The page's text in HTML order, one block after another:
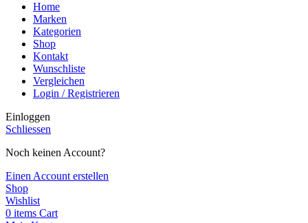
Home
Marken
Kategorien
Shop
Kontakt
Wunschliste
Vergleichen
Login / Registrieren
Einloggen
Schliessen
Noch keinen Account?
Einen Account erstellen
Shop
Wishlist
0 items Cart